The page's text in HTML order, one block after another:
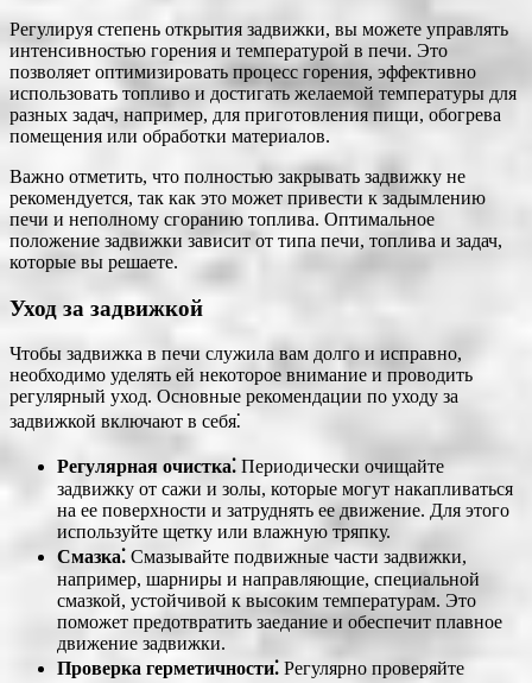
Регулируя степень открытия задвижки, вы можете управлять
интенсивностью горения и температурой в печи. Это
позволяет оптимизировать процесс горения, эффективно
использовать топливо и достигать желаемой температуры для
разных задач, например, для приготовления пищи, обогрева
помещения или обработки материалов.
Важно отметить, что полностью закрывать задвижку не
рекомендуется, так как это может привести к задымлению
печи и неполному сгоранию топлива. Оптимальное
положение задвижки зависит от типа печи, топлива и задач,
которые вы решаете.
Уход за задвижкой
Чтобы задвижка в печи служила вам долго и исправно,
необходимо уделять ей некоторое внимание и проводить
регулярный уход. Основные рекомендации по уходу за
задвижкой включают в себя⁚
Регулярная очистка⁚ Периодически очищайте
задвижку от сажи и золы, которые могут накапливаться
на ее поверхности и затруднять ее движение. Для этого
используйте щетку или влажную тряпку.
Смазка⁚ Смазывайте подвижные части задвижки,
например, шарниры и направляющие, специальной
смазкой, устойчивой к высоким температурам. Это
поможет предотвратить заедание и обеспечит плавное
движение задвижки.
Проверка герметичности⁚ Регулярно проверяйте